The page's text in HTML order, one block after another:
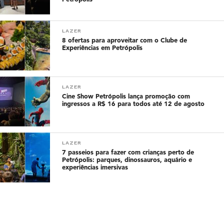
LAZER
8 ofertas para aproveitar com o Clube de
Experiências em Petrópolis
LAZER
Cine Show Petrópolis lança promoção com
ingressos a R$ 16 para todos até 12 de agosto
LAZER
7 passeios para fazer com crianças perto de
Petrópolis: parques, dinossauros, aquário e
experiências imersivas